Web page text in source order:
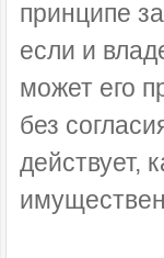
принципе
если и
может его
без
действует,